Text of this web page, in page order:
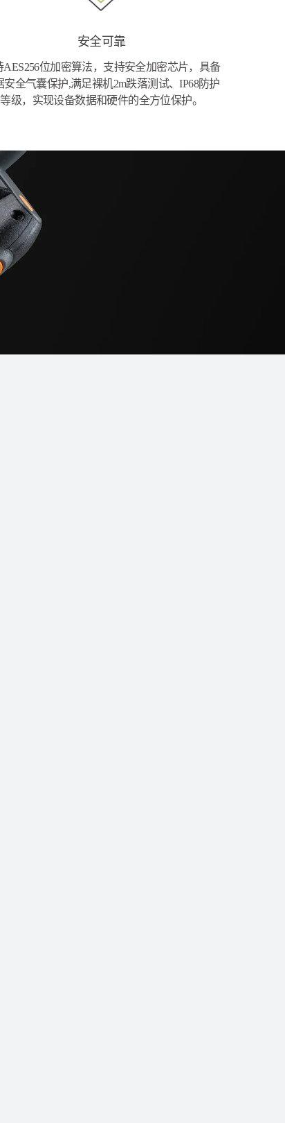
安全可靠
AES256位加密算法，支持安全加密芯片，具备
安全气囊保护,满足裸机2m跌落测试、IP68防护
等级，实现设备数据和硬件的全方位保护。